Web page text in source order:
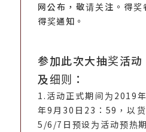
网公布，敬请关注。得
得奖通知。
参加此次大抽奖活
及细则：
1.活动正式期间为2019
年9月30日23：59，以
5/6/7日预设为活动预热